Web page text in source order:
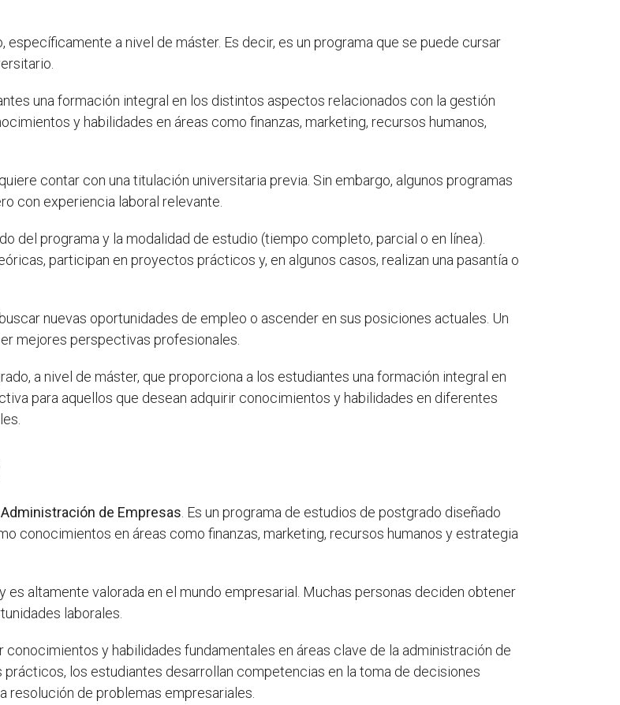
a nivel de máster. Es decir, es un programa que se puede cursar
una formación integral en los distintos aspectos relacionados con la gestión
y habilidades en áreas como finanzas, marketing, recursos humanos,
contar con una titulación universitaria previa. Sin embargo, algunos programas
con experiencia laboral relevante.
del programa y la modalidad de estudio (tiempo completo, parcial o en línea).
participan en proyectos prácticos y, en algunos casos, realizan una pasantía o
nuevas oportunidades de empleo o ascender en sus posiciones actuales. Un
mejores perspectivas profesionales.
a nivel de máster, que proporciona a los estudiantes una formación integral en
para aquellos que desean adquirir conocimientos y habilidades en diferentes
de Empresas . Es un programa de estudios de postgrado diseñado
conocimientos en áreas como finanzas, marketing, recursos humanos y estrategia
es altamente valorada en el mundo empresarial. Muchas personas deciden obtener
laborales.
y habilidades fundamentales en áreas clave de la administración de
los estudiantes desarrollan competencias en la toma de decisiones
resolución de problemas empresariales.